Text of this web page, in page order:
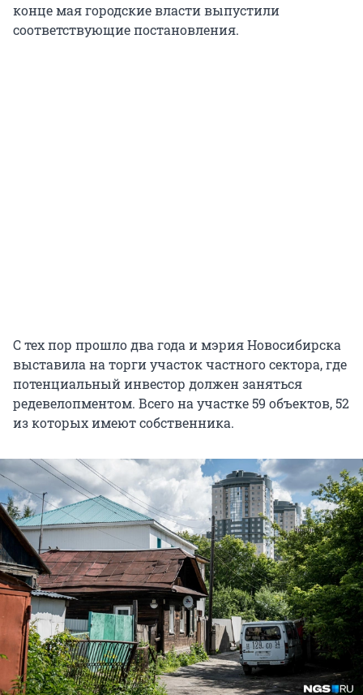
конце мая городские власти выпустили
соответствующие постановления.
С тех пор прошло два года и мэрия Новосибирска
выставила на торги участок частного сектора, где
потенциальный инвестор должен заняться
редевелопментом. Всего на участке 59 объектов, 52
из которых имеют собственника.